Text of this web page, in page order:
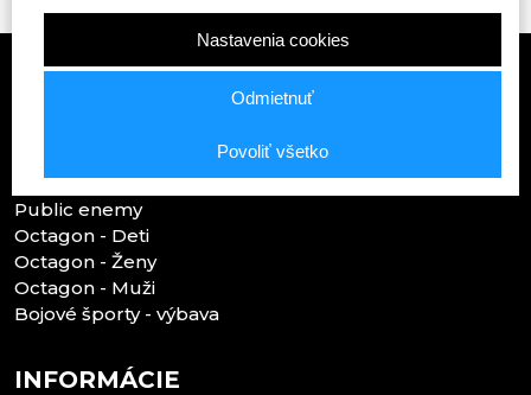
TOP KATEGÓRIE
Public enemy
Octagon - Deti
Octagon - Ženy
Octagon - Muži
Bojové športy - výbava
INFORMÁCIE
Nastavenia cookies
Odmietnuť
Povoliť všetko